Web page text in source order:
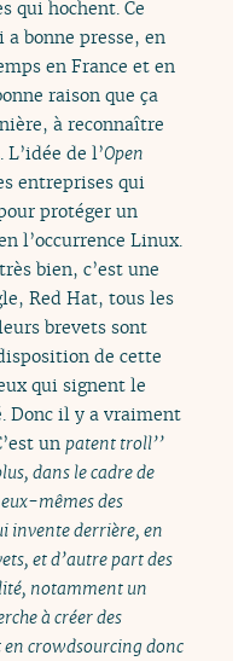
qui hochent. Ce
a bonne presse, en
en France et en
raison que ça
à reconnaître
de l’Open
entreprises qui
protéger un
l’occurrence Linux.
bien, c’est une
Red Hat, tous les
brevets sont
de cette
qui signent le
Donc il y a vraiment
un patent troll’’
dans le cadre de
mêmes des
invente derrière, en
et d’autre part des
notamment un
à créer des
encrowdsourcingdonc